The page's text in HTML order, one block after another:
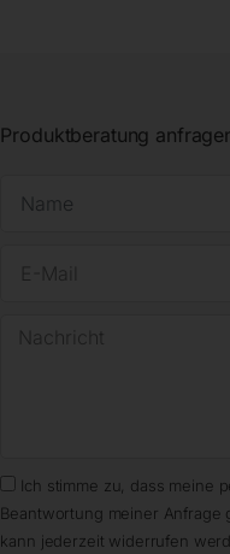
Produktberatung
Ich stimme zu, dass meine
Beantwortung meiner Anfrage
kann jederzeit widerrufen